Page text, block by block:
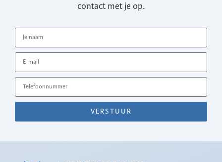
contact met je op.
VERSTUUR